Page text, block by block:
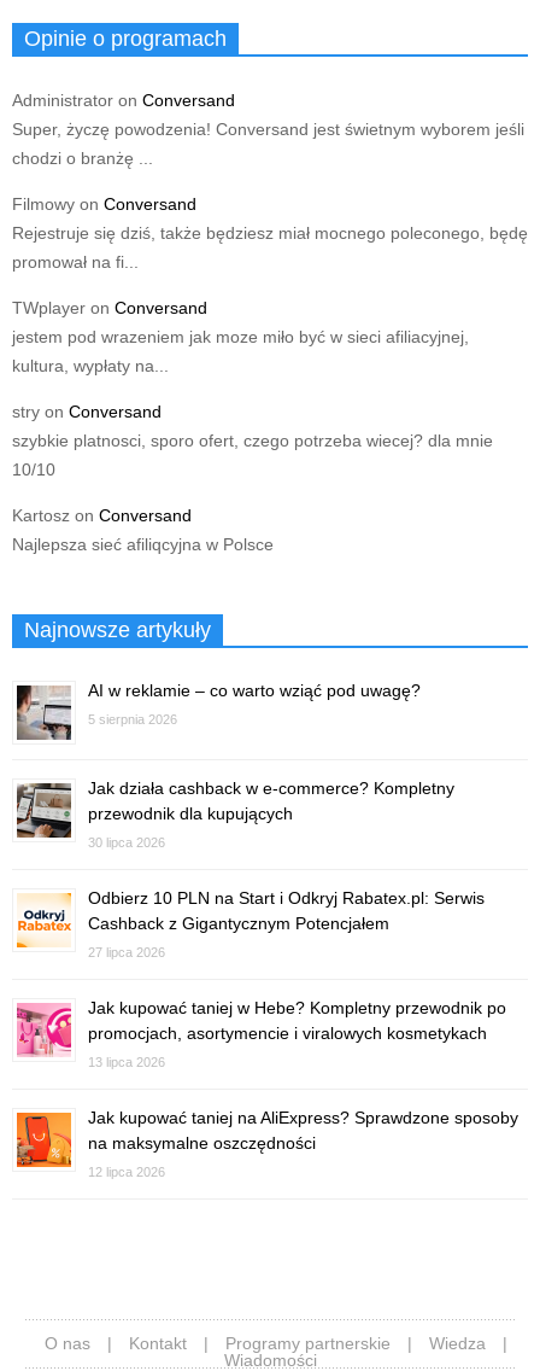
Opinie o programach
Administrator on Conversand
Super, życzę powodzenia! Conversand jest świetnym wyborem jeśli
chodzi o branżę ...
Filmowy on Conversand
Rejestruje się dziś, także będziesz miał mocnego poleconego, będę
promował na fi...
TWplayer on Conversand
jestem pod wrazeniem jak moze miło być w sieci afiliacyjnej,
kultura, wypłaty na...
stry on Conversand
szybkie platnosci, sporo ofert, czego potrzeba wiecej? dla mnie
10/10
Kartosz on Conversand
Najlepsza sieć afiliqcyjna w Polsce
Najnowsze artykuły
AI w reklamie – co warto wziąć pod uwagę?
5 sierpnia 2026
Jak działa cashback w e-commerce? Kompletny
przewodnik dla kupujących
30 lipca 2026
Odbierz 10 PLN na Start i Odkryj Rabatex.pl: Serwis
Cashback z Gigantycznym Potencjałem
27 lipca 2026
Jak kupować taniej w Hebe? Kompletny przewodnik po
promocjach, asortymencie i viralowych kosmetykach
13 lipca 2026
Jak kupować taniej na AliExpress? Sprawdzone sposoby
na maksymalne oszczędności
12 lipca 2026
O nas | Kontakt | Programy partnerskie | Wiedza
|
Wiadomości